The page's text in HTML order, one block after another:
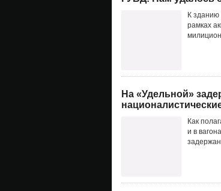
К зданию
рамках
На «Удельной»
Как
и в